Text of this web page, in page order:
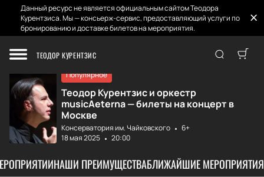
Данный ресурс не является официальным сайтом Теодора
Курентзиса. Мы — консьерж-сервис, предоставляющий услуги по
бронированию и доставке билетов на мероприятия.
ТЕОДОР КУРЕНТЗИС
Главная Афиша и Билеты
Популярное
Теодор Курентзис и оркестр
musicAeterna — билеты на концерт в
Москве
Консерватория им. Чайковского
6+
18 мая 2025
20:00
НАШИ ПРЕИМУЩЕСТВАБЛИЖАЙШИЕ МЕРОПРИЯТИЯ